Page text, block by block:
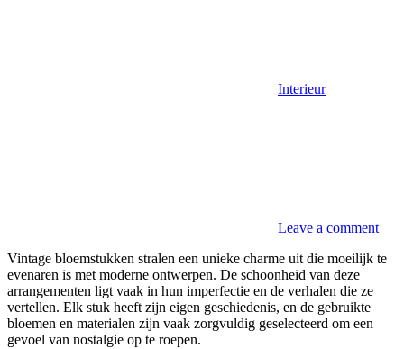
Interieur
Leave a comment
Vintage bloemstukken stralen een unieke charme uit die moeilijk te
evenaren is met moderne ontwerpen. De schoonheid van deze
arrangementen ligt vaak in hun imperfectie en de verhalen die ze
vertellen. Elk stuk heeft zijn eigen geschiedenis, en de gebruikte
bloemen en materialen zijn vaak zorgvuldig geselecteerd om een
gevoel van nostalgie op te roepen.